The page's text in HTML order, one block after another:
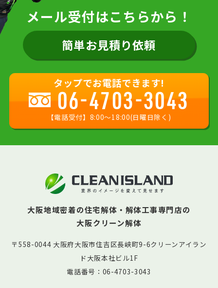
メール受付はこちらから！
簡単お見積り依頼
タップでお電話できます!
06-4703-3043
【電話受付】8:00〜18:00(日曜日除く)
大阪地域密着の住宅解体・解体工事専門店の
大阪クリーン解体
〒558-0044 大阪府大阪市住吉区長峡町9-6クリーンアイラン
ド大阪本社ビル1F
電話番号：06-4703-3043